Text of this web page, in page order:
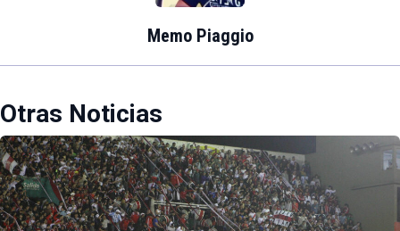
Memo Piaggio
Otras Noticias